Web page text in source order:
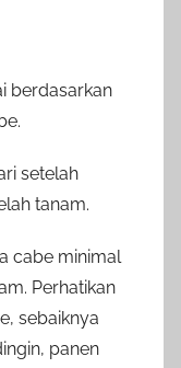
berdasarkan
setelah
tanam.
cabe minimal
Perhatikan
sebaiknya
panen